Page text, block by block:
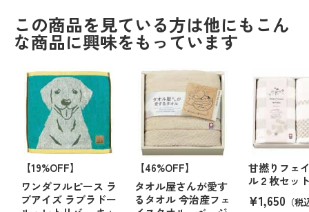
この商品を見ている方は他にもこん
な商品に興味をもっています
【19%OFF】
ワンダフルピース ラ
ブアイズ ラブラドー
【46%OFF】
タオル屋さんが愛す
るタオル 今治産フェ
甘撚りフェ
ル２枚セッ
¥1,650 （税